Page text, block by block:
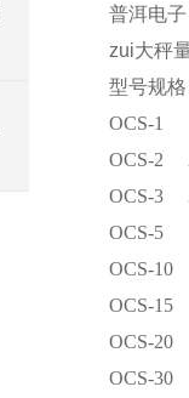
普洱电
zui大秤
型号规格
OCS-1
OCS-2
OCS-3
OCS-5
OCS-10
OCS-15
OCS-20
OCS-30